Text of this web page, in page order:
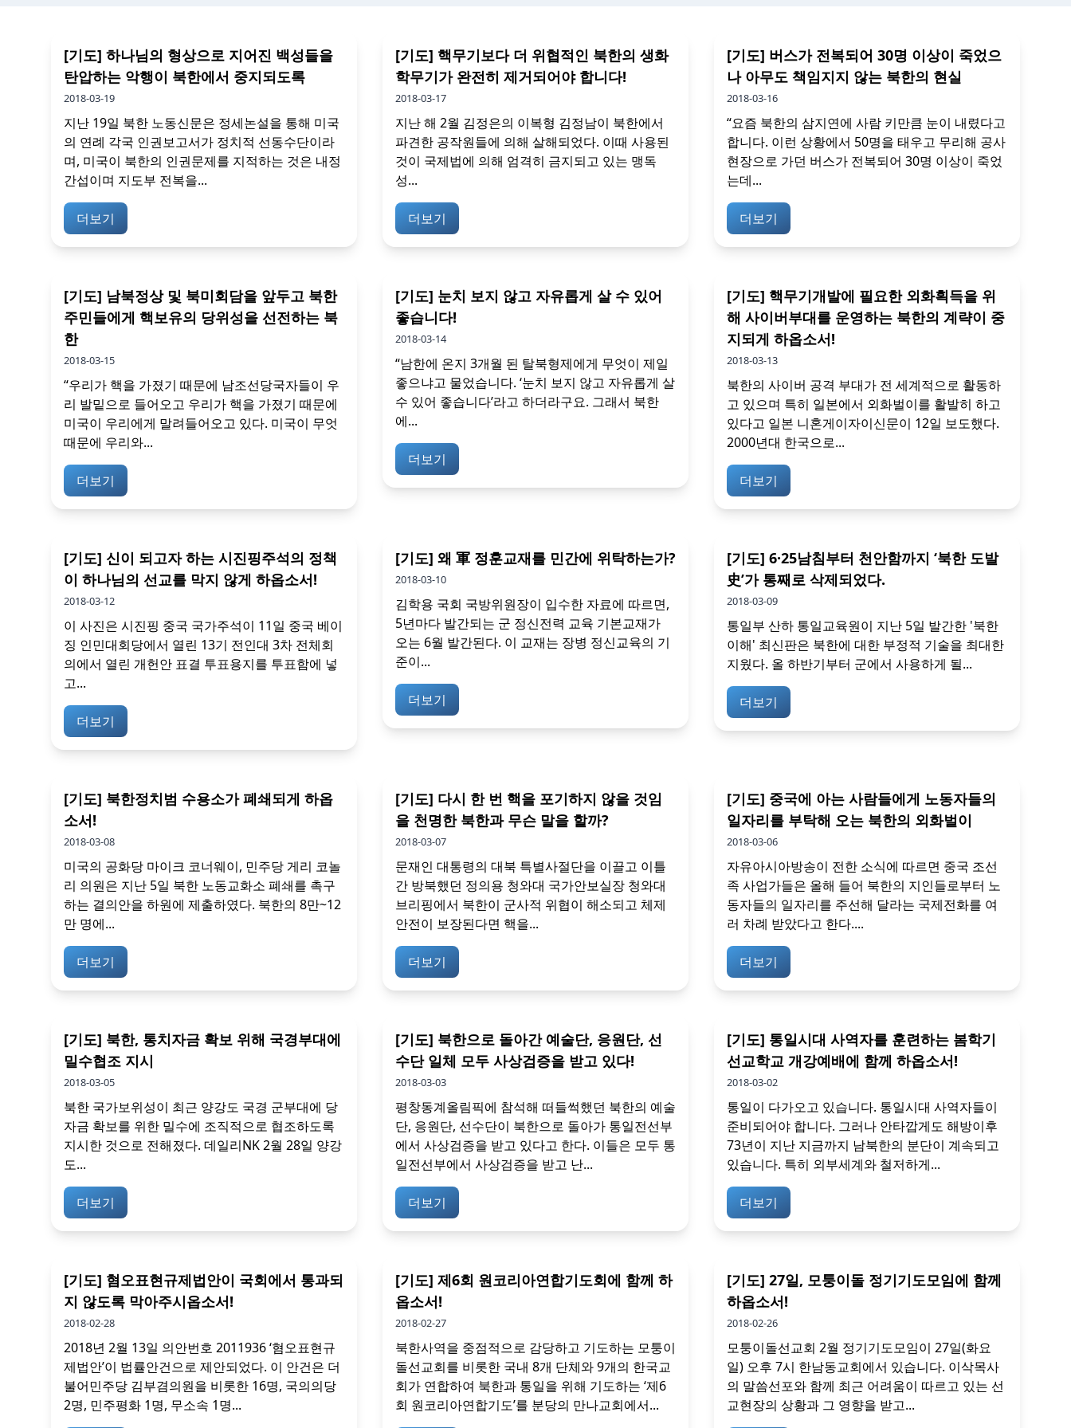
[기도] 하나님의 형상으로 지어진 백성들을
탄압하는 악행이 북한에서 중지되도록
2018-03-19
지난 19일 북한 노동신문은 정세논설을 통해 미국
의 연례 각국 인권보고서가 정치적 선동수단이라
며, 미국이 북한의 인권문제를 지적하는 것은 내정
간섭이며 지도부 전복을...
더보기
[기도] 핵무기보다 더 위협적인 북한의 생화
학무기가 완전히 제거되어야 합니다!
2018-03-17
지난 해 2월 김정은의 이복형 김정남이 북한에서
파견한 공작원들에 의해 살해되었다. 이때 사용된
것이 국제법에 의해 엄격히 금지되고 있는 맹독
성...
더보기
[기도] 버스가 전복되어 30명 이상이 죽었으
나 아무도 책임지지 않는 북한의 현실
2018-03-16
“요즘 북한의 삼지연에 사람 키만큼 눈이 내렸다고
합니다. 이런 상황에서 50명을 태우고 무리해 공사
현장으로 가던 버스가 전복되어 30명 이상이 죽었
는데...
더보기
[기도] 남북정상 및 북미회담을 앞두고 북한
주민들에게 핵보유의 당위성을 선전하는 북
한
2018-03-15
“우리가 핵을 가졌기 때문에 남조선당국자들이 우
리 발밑으로 들어오고 우리가 핵을 가졌기 때문에
미국이 우리에게 말려들어오고 있다. 미국이 무엇
때문에 우리와...
더보기
[기도] 눈치 보지 않고 자유롭게 살 수 있어
좋습니다!
2018-03-14
“남한에 온지 3개월 된 탈북형제에게 무엇이 제일
좋으냐고 물었습니다. ‘눈치 보지 않고 자유롭게 살
수 있어 좋습니다’라고 하더라구요. 그래서 북한
에...
더보기
[기도] 핵무기개발에 필요한 외화획득을 위
해 사이버부대를 운영하는 북한의 계략이 중
지되게 하옵소서!
2018-03-13
북한의 사이버 공격 부대가 전 세계적으로 활동하
고 있으며 특히 일본에서 외화벌이를 활발히 하고
있다고 일본 니혼게이자이신문이 12일 보도했다.
2000년대 한국으로...
더보기
[기도] 신이 되고자 하는 시진핑주석의 정책
이 하나님의 선교를 막지 않게 하옵소서!
2018-03-12
이 사진은 시진핑 중국 국가주석이 11일 중국 베이
징 인민대회당에서 열린 13기 전인대 3차 전체회
의에서 열린 개헌안 표결 투표용지를 투표함에 넣
고...
더보기
[기도] 왜 軍 정훈교재를 민간에 위탁하는가?
2018-03-10
김학용 국회 국방위원장이 입수한 자료에 따르면,
5년마다 발간되는 군 정신전력 교육 기본교재가
오는 6월 발간된다. 이 교재는 장병 정신교육의 기
준이...
더보기
[기도] 6·25남침부터 천안함까지 ‘북한 도발
史’가 통째로 삭제되었다.
2018-03-09
통일부 산하 통일교육원이 지난 5일 발간한 '북한
이해' 최신판은 북한에 대한 부정적 기술을 최대한
지웠다. 올 하반기부터 군에서 사용하게 될...
더보기
[기도] 북한정치범 수용소가 폐쇄되게 하옵
소서!
2018-03-08
미국의 공화당 마이크 코너웨이, 민주당 게리 코놀
리 의원은 지난 5일 북한 노동교화소 폐쇄를 촉구
하는 결의안을 하원에 제출하였다. 북한의 8만~12
만 명에...
더보기
[기도] 다시 한 번 핵을 포기하지 않을 것임
을 천명한 북한과 무슨 말을 할까?
2018-03-07
문재인 대통령의 대북 특별사절단을 이끌고 이틀
간 방북했던 정의용 청와대 국가안보실장 청와대
브리핑에서 북한이 군사적 위협이 해소되고 체제
안전이 보장된다면 핵을...
더보기
[기도] 중국에 아는 사람들에게 노동자들의
일자리를 부탁해 오는 북한의 외화벌이
2018-03-06
자유아시아방송이 전한 소식에 따르면 중국 조선
족 사업가들은 올해 들어 북한의 지인들로부터 노
동자들의 일자리를 주선해 달라는 국제전화를 여
러 차례 받았다고 한다....
더보기
[기도] 북한, 통치자금 확보 위해 국경부대에
밀수협조 지시
2018-03-05
북한 국가보위성이 최근 양강도 국경 군부대에 당
자금 확보를 위한 밀수에 조직적으로 협조하도록
지시한 것으로 전해졌다. 데일리NK 2월 28일 양강
도...
더보기
[기도] 북한으로 돌아간 예술단, 응원단, 선
수단 일체 모두 사상검증을 받고 있다!
2018-03-03
평창동계올림픽에 참석해 떠들썩했던 북한의 예술
단, 응원단, 선수단이 북한으로 돌아가 통일전선부
에서 사상검증을 받고 있다고 한다. 이들은 모두 통
일전선부에서 사상검증을 받고 난...
더보기
[기도] 통일시대 사역자를 훈련하는 봄학기
선교학교 개강예배에 함께 하옵소서!
2018-03-02
통일이 다가오고 있습니다. 통일시대 사역자들이
준비되어야 합니다. 그러나 안타깝게도 해방이후
73년이 지난 지금까지 남북한의 분단이 계속되고
있습니다. 특히 외부세계와 철저하게...
더보기
[기도] 혐오표현규제법안이 국회에서 통과되
지 않도록 막아주시옵소서!
2018-02-28
2018년 2월 13일 의안번호 2011936 ‘혐오표현규
제법안’이 법률안건으로 제안되었다. 이 안건은 더
불어민주당 김부겸의원을 비롯한 16명, 국의의당
2명, 민주평화 1명, 무소속 1명...
[기도] 제6회 원코리아연합기도회에 함께 하
옵소서!
2018-02-27
북한사역을 중점적으로 감당하고 기도하는 모퉁이
돌선교회를 비롯한 국내 8개 단체와 9개의 한국교
회가 연합하여 북한과 통일을 위해 기도하는 ‘제6
회 원코리아연합기도’를 분당의 만나교회에서...
[기도] 27일, 모퉁이돌 정기기도모임에 함께
하옵소서!
2018-02-26
모퉁이돌선교회 2월 정기기도모임이 27일(화요
일) 오후 7시 한남동교회에서 있습니다. 이삭목사
의 말씀선포와 함께 최근 어려움이 따르고 있는 선
교현장의 상황과 그 영향을 받고...